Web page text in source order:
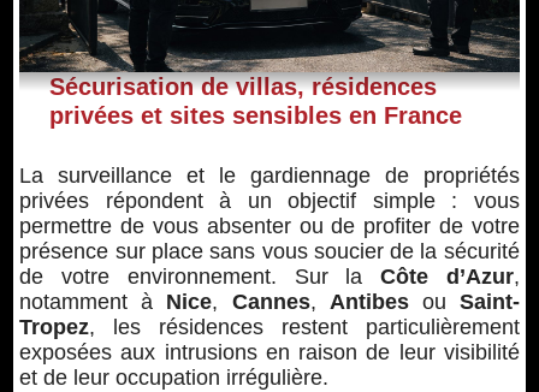
Sécurisation de villas, résidences
privées et sites sensibles en France
La surveillance et le gardiennage de propriétés
privées répondent à un objectif simple : vous
permettre de vous absenter ou de profiter de votre
présence sur place sans vous soucier de la sécurité
de votre environnement. Sur laCôte d’Azur,
notamment à Nice, Cannes, Antibesou Saint-
Tropez, les résidences restent particulièrement
exposées aux intrusions en raison de leur visibilité
et de leur occupation irrégulière.